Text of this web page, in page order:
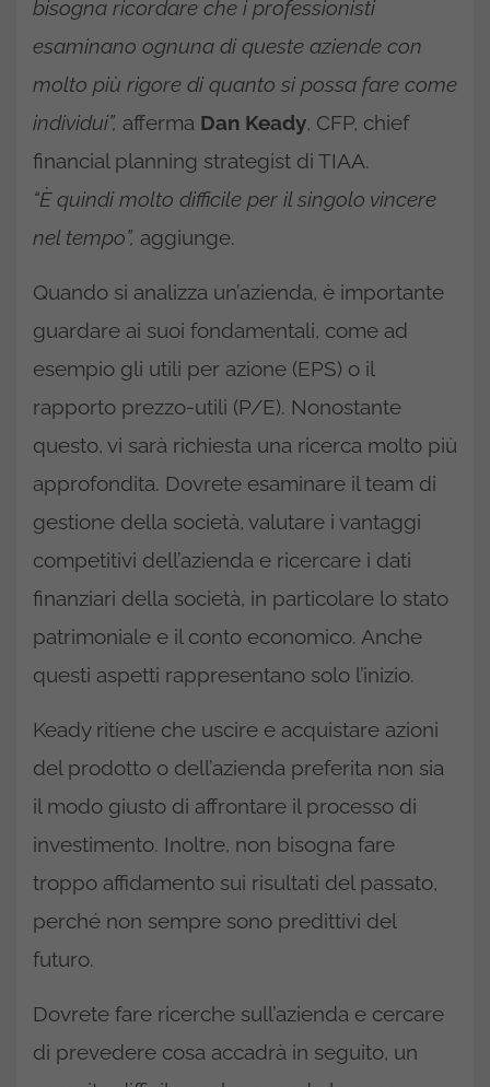
bisogna ricordare che i professionisti
esaminano ognuna di queste aziende con
molto più rigore di quanto si possa fare come
individui”, afferma Dan Keady, CFP, chief
financial planning strategist di TIAA.
“È quindi molto difficile per il singolo vincere
nel tempo”, aggiunge.
Quando si analizza un’azienda, è importante
guardare ai suoi fondamentali, come ad
esempio gli utili per azione (EPS) o il
rapporto prezzo-utili (P/E). Nonostante
questo, vi sarà richiesta una ricerca molto più
approfondita. Dovrete esaminare il team di
gestione della società, valutare i vantaggi
competitivi dell’azienda e ricercare i dati
finanziari della società, in particolare lo stato
patrimoniale e il conto economico. Anche
questi aspetti rappresentano solo l’inizio.
Keady ritiene che uscire e acquistare azioni
del prodotto o dell’azienda preferita non sia
il modo giusto di affrontare il processo di
investimento. Inoltre, non bisogna fare
troppo affidamento sui risultati del passato,
perché non sempre sono predittivi del
futuro.
Dovrete fare ricerche sull’azienda e cercare
di prevedere cosa accadrà in seguito, un